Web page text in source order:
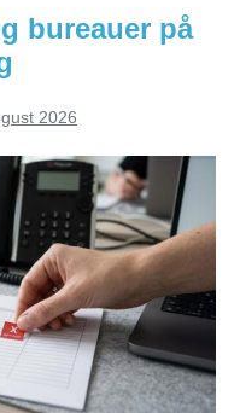
bureauer på
2026